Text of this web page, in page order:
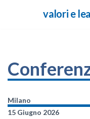
valori e
Milano
15 Giugno 2026